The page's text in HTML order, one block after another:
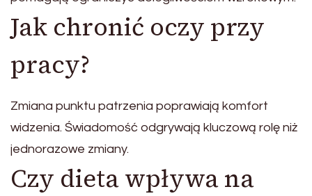
Jak chronić oczy przy
pracy?
Zmiana punktu patrzenia poprawiają komfort
widzenia. Świadomość odgrywają kluczową rolę niż
jednorazowe zmiany.
Czy dieta wpływa na